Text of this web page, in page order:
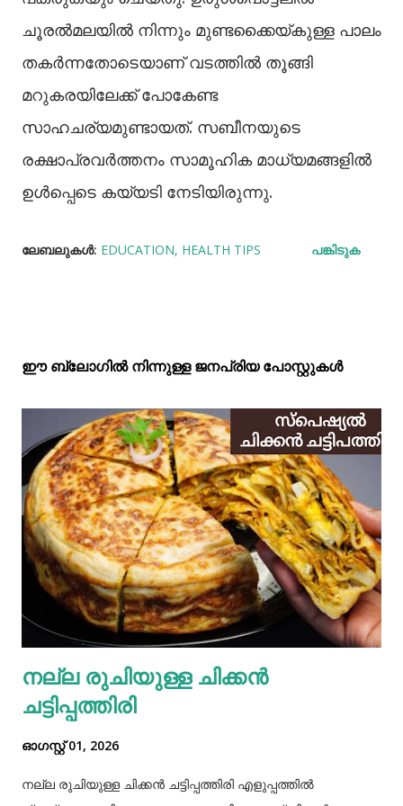
ചൂരല്‍മലയില്‍ നിന്നും മുണ്ടക്കൈയ്കുള്ള പാലം
തകർന്നതോടെയാണ് വടത്തില്‍ തൂങ്ങി
മറുകരയിലേക്ക് പോകേണ്ട
സാഹചര്യമുണ്ടായത്. സബീനയുടെ
രക്ഷാപ്രവർത്തനം സാമൂഹിക മാധ്യമങ്ങളില്‍
ഉള്‍പ്പെടെ കയ്യടി നേടിയിരുന്നു.
ലേബലുകള്‍: EDUCATION HEALTH TIPS പങ്കിടുക
ഈ ബ്ലോഗിൽ നിന്നുള്ള ജനപ്രിയ പോസ്റ്റുകള്‍‌
നല്ല രുചിയുള്ള ചിക്കൻ
ചട്ടിപ്പത്തിരി
ഓഗസ്റ്റ് 01, 2026
നല്ല രുചിയുള്ള ചിക്കൻ ചട്ടിപ്പത്തിരി എളുപ്പത്തിൽ